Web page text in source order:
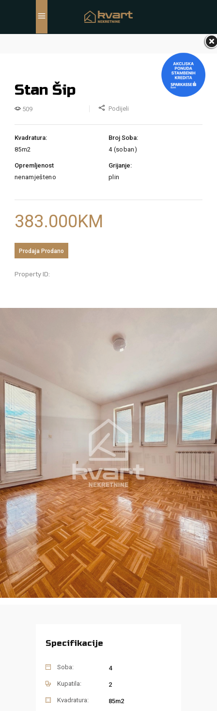
Stan Šip
509 Podijeli
Kvadratura:
85m2
Broj Soba:
4 (soban)
Opremljenost
nenamješteno
Grijanje:
plin
383.000KM
Prodaja Prodano
Property ID:
Specifikacije
Soba: 4
Kupatila: 2
Kvadratura: 85m2